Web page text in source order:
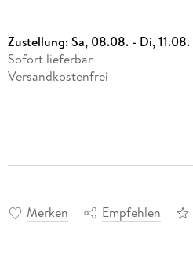
Zustellung:Sa, 08.08. - Di, 11.08.
Sofort lieferbar
Versandkostenfrei
Merken Empfehlen